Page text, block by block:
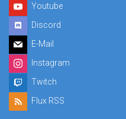
Youtube
Discord
E-Mail
Instagram
Twitch
Flux RSS